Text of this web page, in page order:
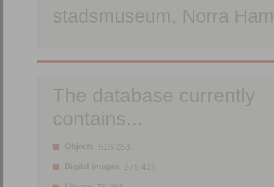
stadsmuseum, Norra
The database currently
contains...
Objects 516 253.
Digital images 275 428.